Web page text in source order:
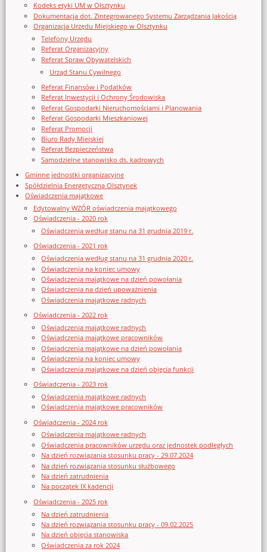
Kodeks etyki UM w Olsztynku
Dokumentacja dot. Zintegrowanego Systemu Zarządzania Jakością
Organizacja Urzędu Miejskiego w Olsztynku
Telefony Urzędu
Referat Organizacyjny
Referat Spraw Obywatelskich
Urząd Stanu Cywilnego
Referat Finansów i Podatków
Referat Inwestycji i Ochrony Środowiska
Referat Gospodarki Nieruchomościami i Planowania
Referat Gospodarki Mieszkaniowej
Referat Promocji
Biuro Rady Miejskiej
Referat Bezpieczeństwa
Samodzielne stanowisko ds. kadrowych
Gminne jednostki organizacyjne
Spółdzielnia Energetyczna Olsztynek
Oświadczenia majątkowe
Edytowalny WZÓR oświadczenia majątkowego
Oświadczenia - 2020 rok
Oświadczenia według stanu na 31 grudnia 2019 r.
Oświadczenia - 2021 rok
Oświadczenia według stanu na 31 grudnia 2020 r.
Oświadczenia na koniec umowy
Oświadczenia majątkowe na dzień powołania
Oświadczenia na dzień upoważnienia
Oświadczenia majątkowe radnych
Oświadczenia - 2022 rok
Oświadczenia majątkowe radnych
Oświadczenia majątkowe pracowników
Oświadczenia majątkowe na dzień powołania
Oświadczenia na koniec umowy
Oświadczenia majątkowe na dzień objęcia funkcji
Oświadczenia - 2023 rok
Oświadczenia majątkowe radnych
Oświadczenia majątkowe pracowników
Oświadczenia - 2024 rok
Oświadczenia majątkowe radnych
Oświadczenia pracowników urzędu oraz jednostek podległych
Na dzień rozwiązania stosunku pracy - 29.07.2024
Na dzień rozwiązania stosunku służbowego
Na dzień zatrudnienia
Na początek IX kadencji
Oświadczenia - 2025 rok
Na dzień zatrudnienia
Na dzień rozwiązania stosunku pracy - 09.02.2025
Na dzień objęcia stanowiska
Oświadczenia za rok 2024